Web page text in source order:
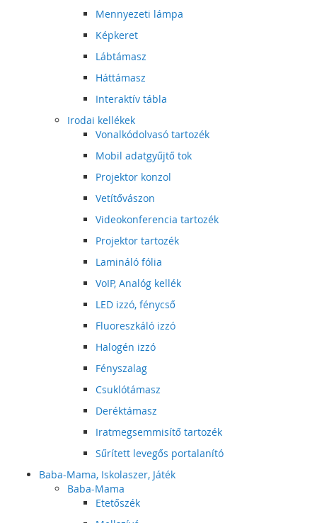
Mennyezeti lámpa
Képkeret
Lábtámasz
Háttámasz
Interaktív tábla
Irodai kellékek
Vonalkódolvasó tartozék
Mobil adatgyűjtő tok
Projektor konzol
Vetítővászon
Videokonferencia tartozék
Projektor tartozék
Lamináló fólia
VoIP, Analóg kellék
LED izzó, fénycső
Fluoreszkáló izzó
Halogén izzó
Fényszalag
Csuklótámasz
Deréktámasz
Iratmegsemmisítő tartozék
Sűrített levegős portalanító
Baba-Mama, Iskolaszer, Játék
Baba-Mama
Etetőszék